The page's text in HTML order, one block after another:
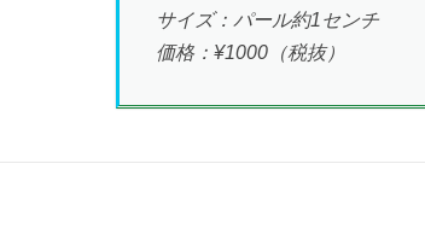
サイズ：パール約1センチ
価格：¥1000（税抜）